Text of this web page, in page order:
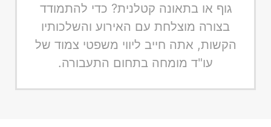
גוף או בתאונה קטלנית? כדי להתמודד
בצורה מוצלחת עם האירוע והשלכותיו
הקשות, אתה חייב ליווי משפטי צמוד של
עו"ד מומחה בתחום התעבורה.